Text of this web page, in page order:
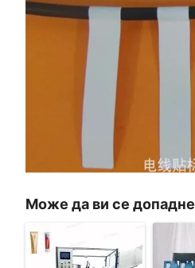
Може да ви се допадне